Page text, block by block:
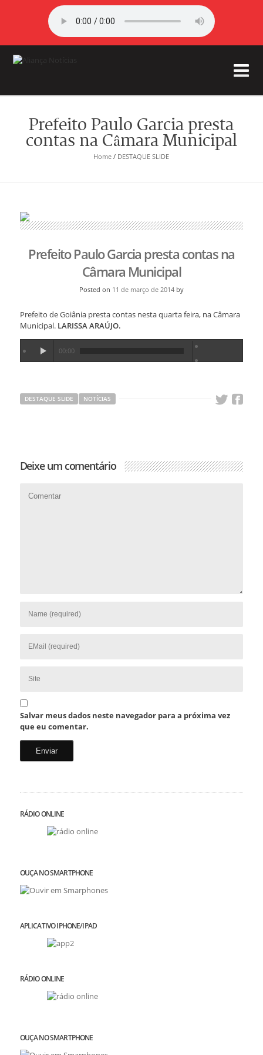
Prefeito Paulo Garcia presta
contas na Câmara Municipal
Home / DESTAQUE SLIDE
Prefeito Paulo Garcia presta contas na
Câmara Municipal
Posted on 11 de março de 2014 by
Prefeito de Goiânia presta contas nesta quarta feira, na Câmara
Municipal. LARISSA ARAÚJO.
00:00
DESTAQUE SLIDE NOTÍCIAS
Deixe um comentário
Salvar meus dados neste navegador para a próxima vez
que eu comentar.
RÁDIO ONLINE
OUÇA NO SMARTPHONE
APLICATIVO IPHONE/IPAD
RÁDIO ONLINE
OUÇA NO SMARTPHONE